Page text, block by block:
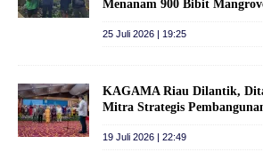
Menanam 900 Bibit
25 Juli 2026 | 19:25
KAGAMA Riau Dilantik,
Mitra Strategis
19 Juli 2026 | 22:49